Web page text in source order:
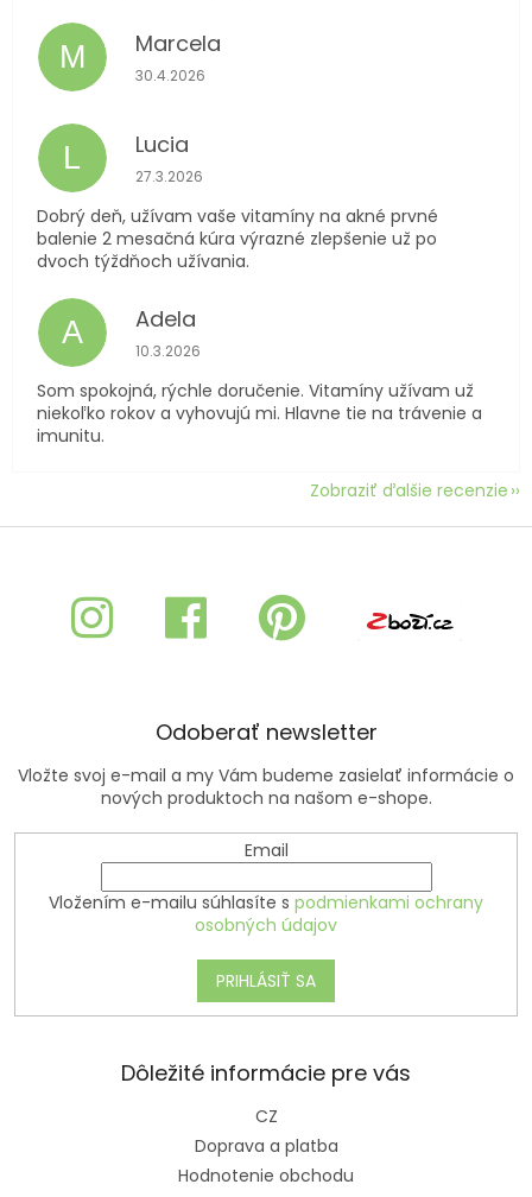
M Marcela
Hodnotenie obchodu je 5 z 5 hviezdičiek.
30.4.2026
L Lucia
Hodnotenie obchodu je 5 z 5 hviezdičiek.
27.3.2026
Dobrý deň, užívam vaše vitamíny na akné prvné
balenie 2 mesačná kúra výrazné zlepšenie už po
dvoch týždňoch užívania.
A Adela
Hodnotenie obchodu je 5 z 5 hviezdičiek.
10.3.2026
Som spokojná, rýchle doručenie. Vitamíny užívam už
niekoľko rokov a vyhovujú mi. Hlavne tie na trávenie a
imunitu.
Zobraziť ďalšie recenzie
Z
Odoberať newsletter
Vložte svoj e-mail a my Vám budeme zasielať informácie o
nových produktoch na našom e-shope.
Email
Vložením e-mailu súhlasíte s podmienkami ochrany
osobných údajov
PRIHLÁSIŤ SA
Dôležité informácie pre vás
CZ
Doprava a platba
Hodnotenie obchodu